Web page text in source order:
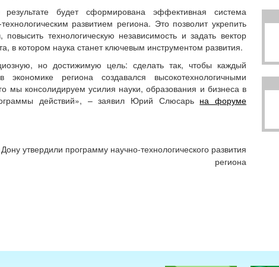
будет сформирована эффективная система
развитием региона. Это позволит укрепить
повысить технологическую независимость и задать вектор
в котором наука станет ключевым инструментом развития.
но достижимую цель: сделать так, чтобы каждый
экономике региона создавался высокотехнологичными
мы консолидируем усилия науки, образования и бизнеса в
действий», – заявил Юрий Слюсарь на форуме
утвердили программу научно-технологического развития
региона